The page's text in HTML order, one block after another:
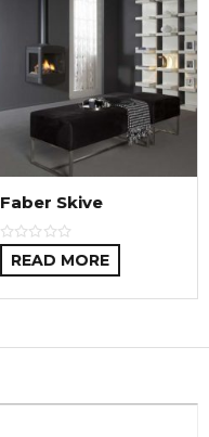
Faber Skive
READ MORE